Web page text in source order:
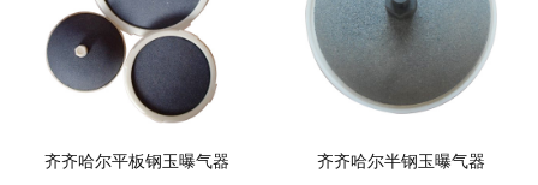
齐齐哈尔平板钢玉曝气器 齐齐哈尔半钢玉曝气器